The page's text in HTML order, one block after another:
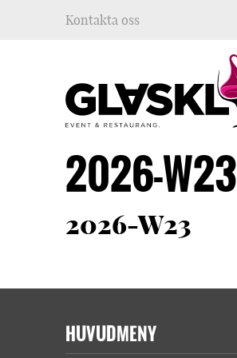
Kontakta oss
2026-W23
2026-W23
HUVUDMENY